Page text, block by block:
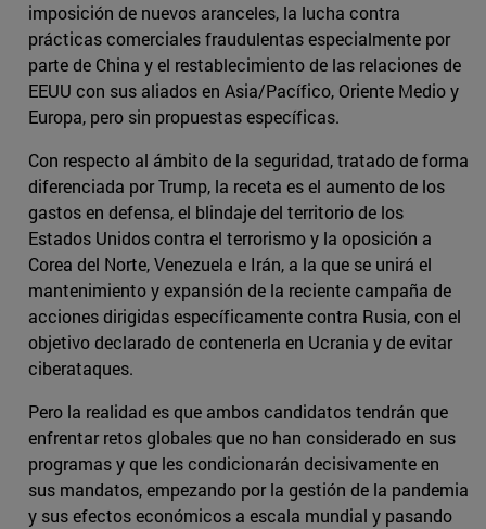
imposición de nuevos aranceles, la lucha contra
prácticas comerciales fraudulentas especialmente por
parte de China y el restablecimiento de las relaciones de
EEUU con sus aliados en Asia/Pacífico, Oriente Medio y
Europa, pero sin propuestas específicas.
Con respecto al ámbito de la seguridad, tratado de forma
diferenciada por Trump, la receta es el aumento de los
gastos en defensa, el blindaje del territorio de los
Estados Unidos contra el terrorismo y la oposición a
Corea del Norte, Venezuela e Irán, a la que se unirá el
mantenimiento y expansión de la reciente campaña de
acciones dirigidas específicamente contra Rusia, con el
objetivo declarado de contenerla en Ucrania y de evitar
ciberataques.
Pero la realidad es que ambos candidatos tendrán que
enfrentar retos globales que no han considerado en sus
programas y que les condicionarán decisivamente en
sus mandatos, empezando por la gestión de la pandemia
y sus efectos económicos a escala mundial y pasando